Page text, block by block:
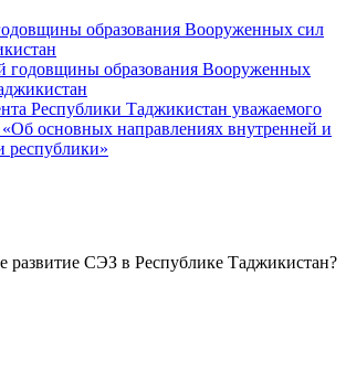
образования Вооруженных сил
Республики Таджикистан уважаемого
основных направлениях внутренней и
республики»
развитие СЭЗ в Республике Таджикистан?